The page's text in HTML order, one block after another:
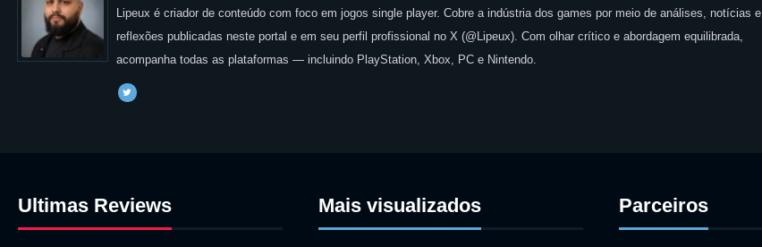
Lipeux é criador de conteúdo com foco em jogos single player. Cobre a indústria dos games por meio de análises, notícias e
reflexões publicadas neste portal e em seu perfil profissional no X (@Lipeux). Com olhar crítico e abordagem equilibrada,
acompanha todas as plataformas — incluindo PlayStation, Xbox, PC e Nintendo.
Ultimas Reviews Mais visualizados Parceiros